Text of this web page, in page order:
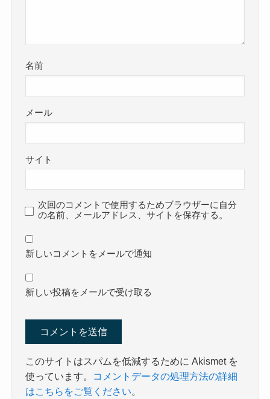
名前
メール
サイト
次回のコメントで使用するためブラウザーに自分
の名前、メールアドレス、サイトを保存する。
新しいコメントをメールで通知
新しい投稿をメールで受け取る
このサイトはスパムを低減するために Akismet を
使っています。
コメントデータの処理方法の詳細
はこちらをご覧ください。